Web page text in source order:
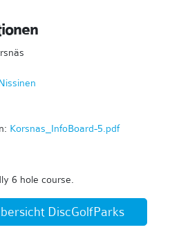
Korsnas_InfoBoard-5.pdf
6 hole course.
DiscGolfParks